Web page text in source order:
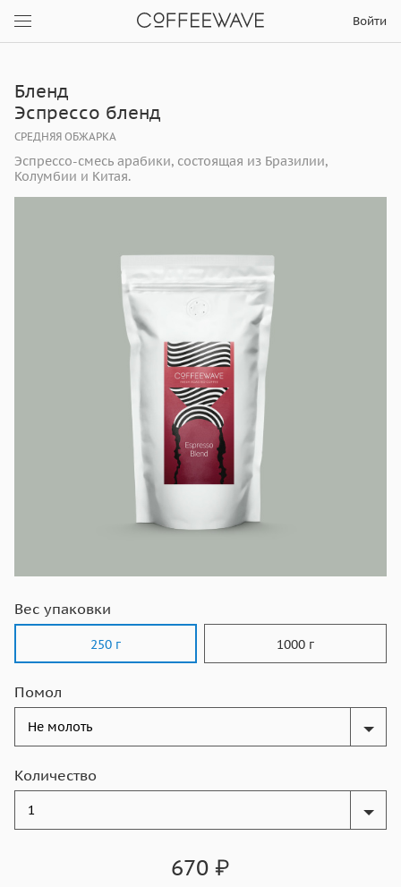
Войти
Бленд
Эспрессо бленд
СРЕДНЯЯ ОБЖАРКА
Эспрессо-смесь арабики, состоящая из Бразилии,
Колумбии и Китая.
Вес упаковки
250 г 1000 г
Помол
Количество
670 ₽